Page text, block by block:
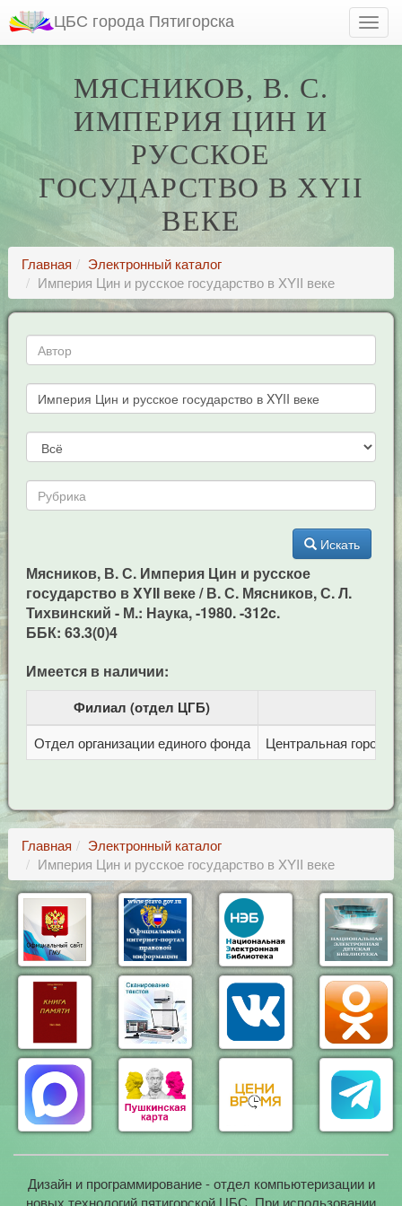
ЦБС города Пятигорска
МЯСНИКОВ, В. С.
ИМПЕРИЯ ЦИН И
РУССКОЕ
ГОСУДАРСТВО В XYII
ВЕКЕ
Главная
Электронный каталог
Империя Цин и русское государство в XYII веке
Искать
Мясников, В. С. Империя Цин и русское
государство в XYII веке / В. С. Мясников, С. Л.
Тихвинский - М.: Наука, -1980. -312c.
ББК: 63.3(0)4
Имеется в наличии:
Филиал (отдел ЦГБ)
Отдел организации единого фонда Центральная
Главная
Электронный каталог
Империя Цин и русское государство в XYII веке
Дизайн и программирование - отдел компьютеризации и